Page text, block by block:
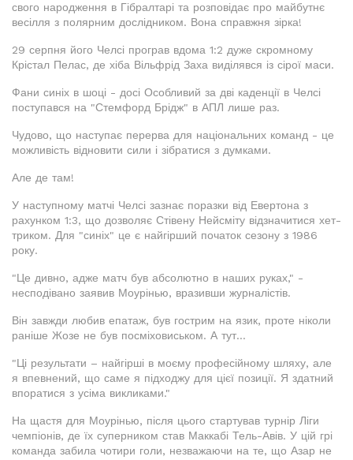
свого народження в Гібралтарі та розповідає про майбутнє
весілля з полярним дослідником. Вона справжня зірка!
29 серпня його Челсі програв вдома 1:2 дуже скромному
Крістал Пелас, де хіба Вільфрід Заха виділявся із сірої маси.
Фани синіх в шоці - досі Особливий за дві каденції в Челсі
поступався на "Стемфорд Брідж" в АПЛ лише раз.
Чудово, що наступає перерва для національних команд - це
можливість відновити сили і зібратися з думками.
Але де там!
У наступному матчі Челсі зазнає поразки від Евертона з
рахунком 1:3, що дозволяє Стівену Нейсміту відзначитися хет-
триком. Для "синіх" це є найгірший початок сезону з 1986
року.
"Це дивно, адже матч був абсолютно в наших руках," -
несподівано заявив Моурінью, вразивши журналістів.
Він завжди любив епатаж, був гострим на язик, проте ніколи
раніше Жозе не був посміховиськом. А тут...
"Ці результати – найгірші в моєму професійному шляху, але
я впевнений, що саме я підходжу для цієї позиції. Я здатний
впоратися з усіма викликами."
На щастя для Моурінью, після цього стартував турнір Ліги
чемпіонів, де їх суперником став Маккабі Тель-Авів. У цій грі
команда забила чотири голи, незважаючи на те, що Азар не